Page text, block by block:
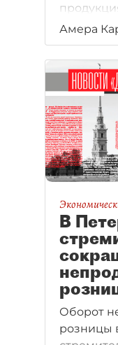
сегмента,
валют
Амера
В
Оборот
розницы